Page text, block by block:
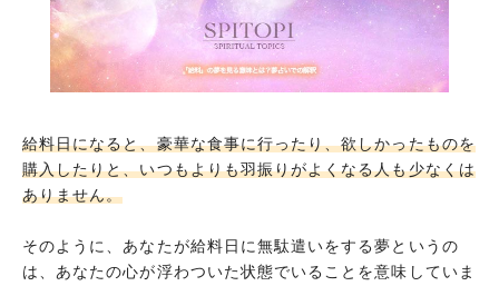
たくさんの給料をもらう夢
使いきれないほど多額の給料をもらう夢
給料が下がる夢
給料を使いきってしまう夢
給料をもらって無駄遣いをする夢
給料日になると、豪華な食事に行ったり、欲しかったものを
購入したりと、いつもよりも羽振りがよくなる人も少なくは
ありません。
そのように、あなたが給料日に無駄遣いをする夢というの
は、あなたの心が浮わついた状態でいることを意味していま